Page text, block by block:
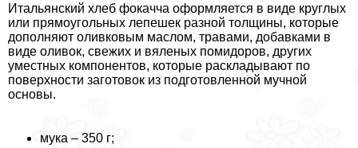
Итальянский хлеб фокачча оформляется в виде круглых
или прямоугольных лепешек разной толщины, которые
дополняют оливковым маслом, травами, добавками в
виде оливок, свежих и вяленых помидоров, других
уместных компонентов, которые раскладывают по
поверхности заготовок из подготовленной мучной
основы.
мука – 350 г;